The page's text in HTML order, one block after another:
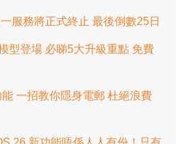
服務將正式終止 最後倒數25日
型登場 必睇5大升級重點 免費
一招教你隱身電郵 杜絕浪費